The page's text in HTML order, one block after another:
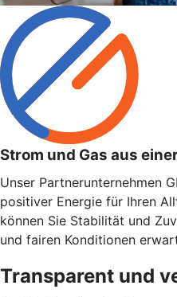
Strom und Gas aus
Unser Partnerunternehmen
positiver Energie für Ihren
können Sie Stabilität und
und fairen Konditionen
Transparent und